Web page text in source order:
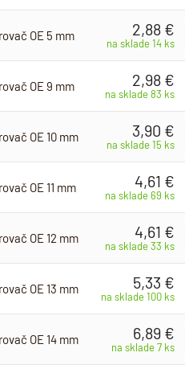
OE 5 mm 2,88 €
na sklade 14 ks
OE 9 mm 2,98 €
na sklade 83 ks
OE 10 mm 3,90 €
na sklade 15 ks
OE 11 mm 4,61 €
na sklade 69 ks
OE 12 mm 4,61 €
na sklade 33 ks
OE 13 mm 5,33 €
na sklade 100 ks
OE 14 mm 6,89 €
na sklade 7 ks